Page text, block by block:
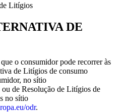
Litígios
DE
o consumidor pode recorrer às
de Litígios de consumo
no sítio
ou de Resolução de Litígios de
no sítio
odr.